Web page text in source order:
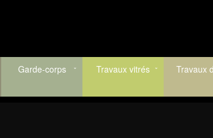
Garde-corps Travaux vitrés Travaux